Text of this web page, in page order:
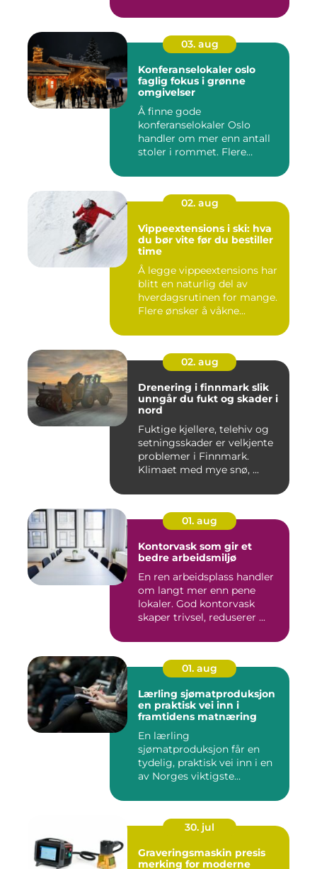
03. aug
Konferanselokaler oslo
faglig fokus i grønne
omgivelser
Å finne gode
konferanselokaler Oslo
handler om mer enn antall
stoler i rommet. Flere
02. aug
Vippeextensions i ski: hva
du bør vite før du bestiller
time
Å legge vippeextensions har
blitt en naturlig del av
hverdagsrutinen for mange.
Flere ønsker å våkne...
02. aug
Drenering i finnmark slik
unngår du fukt og skader i
nord
Fuktige kjellere, telehiv og
setningsskader er velkjente
problemer i Finnmark.
Klimaet med mye snø, ...
01. aug
Kontorvask som gir et
bedre arbeidsmiljø
En ren arbeidsplass handler
om langt mer enn pene
lokaler. God kontorvask
skaper trivsel, reduserer ...
01. aug
Lærling sjømatproduksjon
en praktisk vei inn i
framtidens matnæring
En lærling
sjømatproduksjon får en
tydelig, praktisk vei inn i en
av Norges viktigste
30. jul
Graveringsmaskin presis
merking for moderne